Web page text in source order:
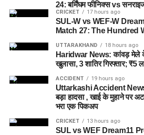
और बच्चों को यह महसूस न हो कि वे किसी जेल
हैं। इसके बजाय पूरा परिसर एक रेजिडेंशियल
किया जाएगा, जहां सुरक्षा के साथ रहने, पढ़ाई,
परिसर को आधुनिक सुविधाओं से लैस करने की
उपलब्ध कराई जा सकती है। इस पहल का मकसद
बच्चों को रहने की जगह देना नहीं, बल्कि उन्हें ऐसा
है, जहां वे खुद को सुरक्षित, सम्मानित और परिवार
सकें।
24: बर्मिंघम फीनिक्स vs
CRICKET 17 hours ago
SUL-W vs WEF-W
Match 27: The Hundred
UTTARAKHAND 18 hours ago
Haridwar News: कांवड़ मेले के
खुलासा, 3 शातिर गिरफ्तार; ₹5
ACCIDENT 19 hours ago
Uttarkashi Accident News :
बड़ा हादसा , खाई के मुहाने पर
भरा एक पिकअप
CRICKET 13 hours ago
SUL vs WEF Dream11